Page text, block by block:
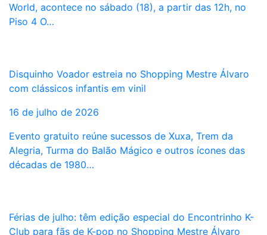
World, acontece no sábado (18), a partir das 12h, no
Piso 4 O…
Disquinho Voador estreia no Shopping Mestre Álvaro
com clássicos infantis em vinil
16 de julho de 2026
Evento gratuito reúne sucessos de Xuxa, Trem da
Alegria, Turma do Balão Mágico e outros ícones das
décadas de 1980…
Férias de julho: têm edição especial do Encontrinho K-
Club para fãs de K-pop no Shopping Mestre Álvaro